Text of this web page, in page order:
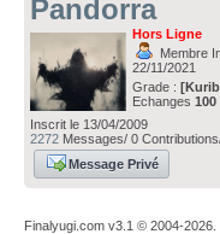
Pandorra
Hors Ligne
Membre
22/11/2021
Grade :
Echanges 100
Inscrit le 13/04/2009
2272 Messages/ 0
Message Privé
Finalyugi.com v3.1 © 2004-